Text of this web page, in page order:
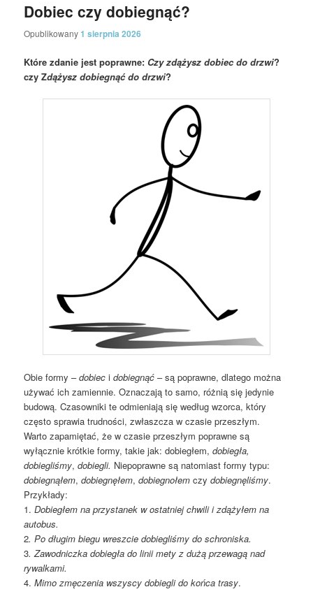
Dobiec czy dobiegnąć?
Opublikowany1 sierpnia 2026
Które zdanie jest poprawne: Czy zdążysz dobiec do drzwi?
czy Zdążysz dobiegnąć do drzwi?
Obie formy –dobiec idobiegnąć – są poprawne, dlatego można
używać ich zamiennie. Oznaczają to samo, różnią się jedynie
budową. Czasowniki te odmieniają się według wzorca, który
często sprawia trudności, zwłaszcza w czasie przeszłym.
Warto zapamiętać, że w czasie przeszłym poprawne są
wyłącznie krótkie formy, takie jak: dobiegłem,dobiegła,
dobiegliśmy,dobiegli. Niepoprawne są natomiast formy typu:
dobiegnąłem,dobiegnęłem,dobiegnołem czydobiegnęliśmy.
Przykłady:
1. Dobiegłem na przystanek w ostatniej chwili i zdążyłem na
autobus.
2. Po długim biegu wreszcie dobiegliśmy do schroniska.
3. Zawodniczka dobiegła do linii mety z dużą przewagą nad
rywalkami.
4. Mimo zmęczenia wszyscy dobiegli do końca trasy.